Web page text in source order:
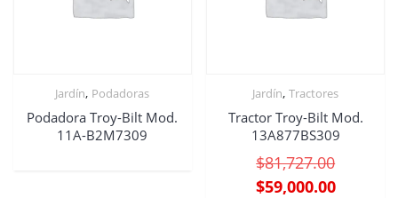
Jardín, Podadoras
Podadora Troy-Bilt Mod.
11A-B2M7309
Jardín,Tractores
Tractor Troy-Bilt Mod.
13A877BS309
$81,727.00
$59,000.00